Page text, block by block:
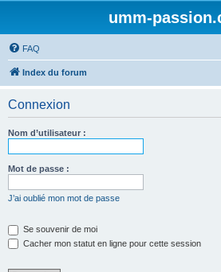
umm-
FAQ
Index du forum
Connexion
Nom d’utilisateur :
Mot de passe :
J’ai oublié mon mot de passe
Se souvenir de moi
Cacher mon statut en ligne pour cette session